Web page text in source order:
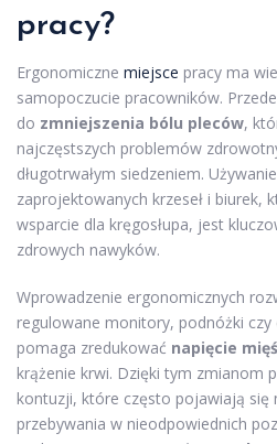
pracy?
Ergonomiczne miejsce pracy ma
samopoczucie pracowników.
do zmniejszenia bólu pleców,
najczęstszych problemów
długotrwałym siedzeniem.
zaprojektowanych krzeseł i biurek,
wsparcie dla kręgosłupa, jest
zdrowych nawyków.
Wprowadzenie ergonomicznych
regulowane monitory, podnóżki
pomaga zredukować napięcie
krążenie krwi. Dzięki tym zmianom
kontuzji, które często pojawiają się
przebywania w nieodpowiednich